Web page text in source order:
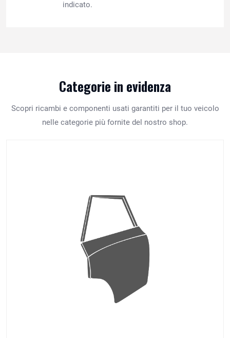
indicato.
Categorie in evidenza
Scopri ricambi e componenti usati garantiti per il tuo veicolo
nelle categorie più fornite del nostro shop.